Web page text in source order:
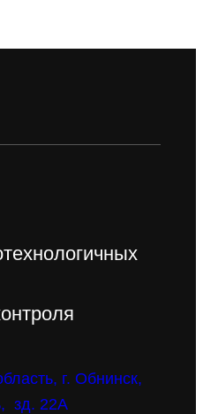
г. Обнинск,
зд. 22А